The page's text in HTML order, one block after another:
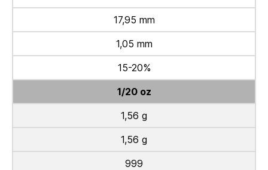
17,95 mm
1,05 mm
15-20%
1/20 oz
1,56 g
1,56 g
999